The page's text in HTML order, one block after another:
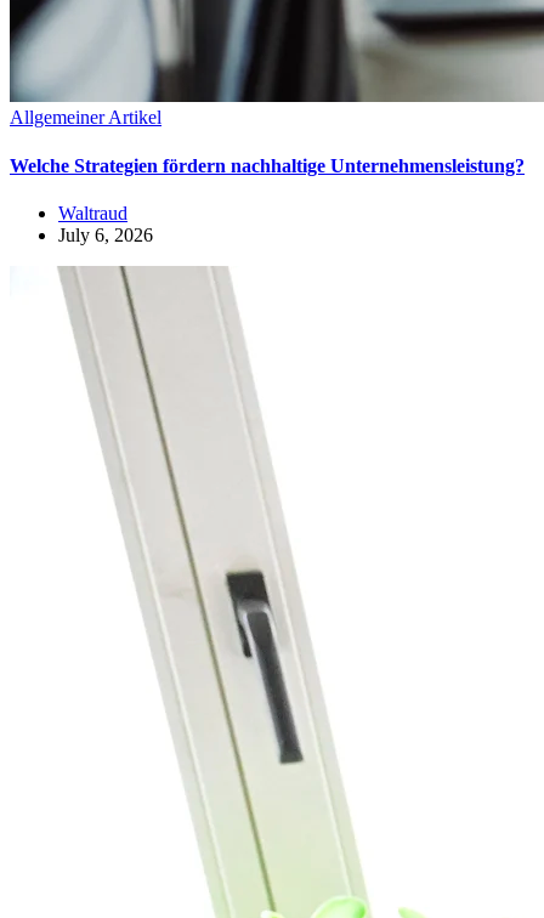
Allgemeiner Artikel
Welche Strategien fördern nachhaltige Unternehmensleistung?
Waltraud
July 6, 2026